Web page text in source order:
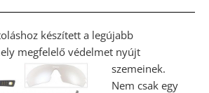
készített a legújabb
megfelelő védelmet nyújt
szemeinek.
Nem csak egy